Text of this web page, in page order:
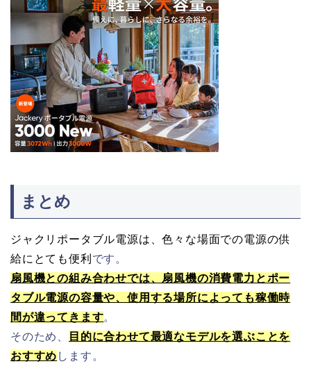
まとめ
ジャクリポータブル電源は、色々な場面での電源の供
給にとても便利 です。
扇風機との組み合わせでは、扇風機の消費電力とポー
タブル電源の容量や、使用する場所によっても稼働時
間が違ってきます。
そのため、
目的に合わせて最適なモデルを選ぶことを
おすすめ します。